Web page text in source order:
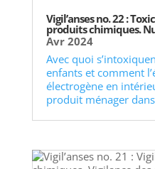
Vigil’anses no. 22 :
produits chimiques.
Avr 2024
Avec quoi
enfants et comment
électrogène en
produit ménager